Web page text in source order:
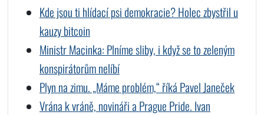
Kde jsou ti hlídací psi demokracie? Holec zbystřil u
kauzy bitcoin
Ministr Macinka: Plníme sliby, i když se to zeleným
konspirátorům nelíbí
Plyn na zimu. „Máme problém,“ říká Pavel Janeček
Vrána k vráně, novináři a Prague Pride. Ivan